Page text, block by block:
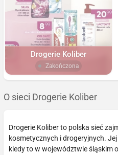
Drogerie Koliber
Zakończona
O sieci Drogerie Koliber
Drogerie Koliber to polska sieć
kosmetycznych i drogeryjnych.
kiedy to w województwie śląskim